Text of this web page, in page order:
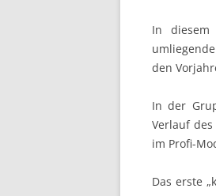
In diesem
den
In der
Verlauf
im Profi-
Das erste